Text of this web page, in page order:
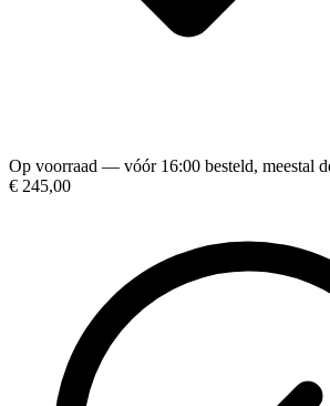
Op voorraad — vóór 16:00 besteld, meestal
€ 245,00